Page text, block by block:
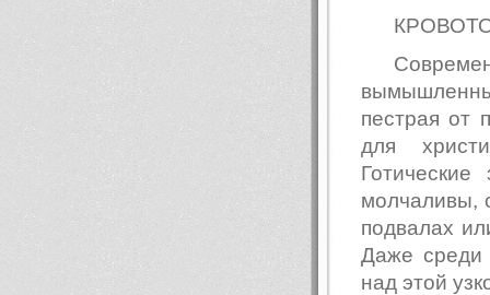
пестрая от
для
молчаливы,
подвалах
Даже среди
над этой